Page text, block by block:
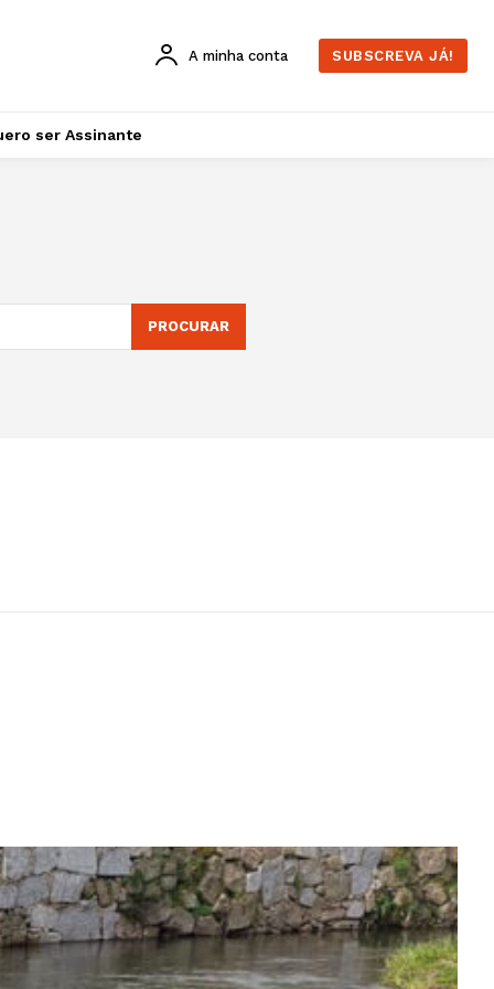
A minha conta SUBSCREVA JÁ!
ser Assinante
PROCURAR